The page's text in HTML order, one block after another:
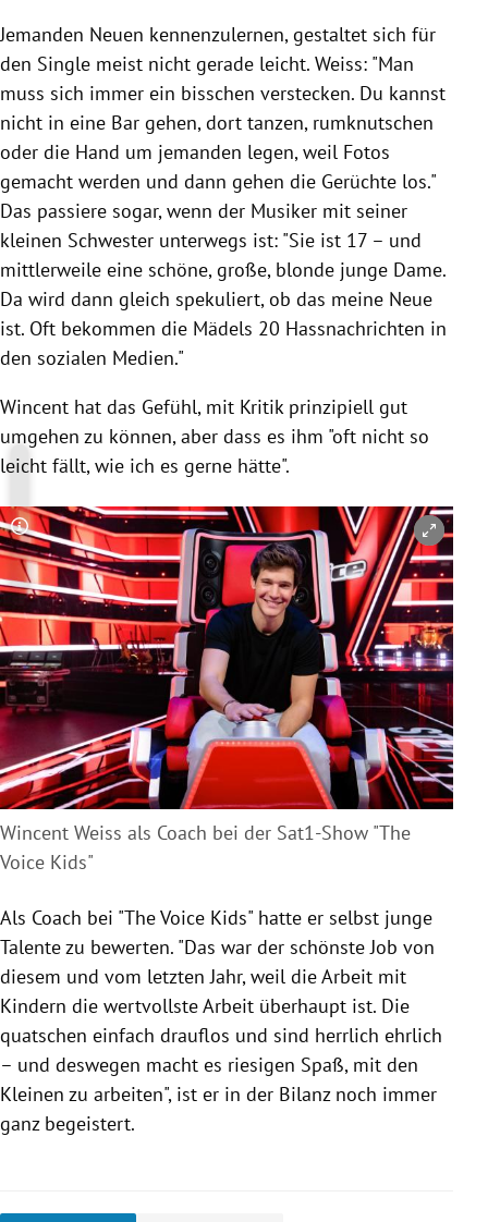
Jemanden Neuen kennenzulernen, gestaltet sich für
den Single meist nicht gerade leicht. Weiss: "Man
muss sich immer ein bisschen verstecken. Du kannst
nicht in eine Bar gehen, dort tanzen, rumknutschen
oder die Hand um jemanden legen, weil Fotos
gemacht werden und dann gehen die Gerüchte los."
Das passiere sogar, wenn der Musiker mit seiner
kleinen Schwester unterwegs ist: "Sie ist 17 – und
mittlerweile eine schöne, große, blonde junge Dame.
Da wird dann gleich spekuliert, ob das meine Neue
ist. Oft bekommen die Mädels 20 Hassnachrichten in
den sozialen Medien."
Wincent hat das Gefühl, mit Kritik prinzipiell gut
umgehen zu können, aber dass es ihm "oft nicht so
leicht fällt, wie ich es gerne hätte".
Copyright-Hinweis öffnen/schließen
Wincent Weiss als Coach bei der Sat1-Show "The
Voice Kids"
Als Coach bei "The Voice Kids" hatte er selbst junge
Talente zu bewerten. "Das war der schönste Job von
diesem und vom letzten Jahr, weil die Arbeit mit
Kindern die wertvollste Arbeit überhaupt ist. Die
quatschen einfach drauflos und sind herrlich ehrlich
– und deswegen macht es riesigen Spaß, mit den
Kleinen zu arbeiten", ist er in der Bilanz noch immer
ganz begeistert.